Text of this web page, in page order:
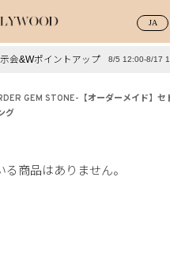
JA
パールアクセ） ＃写真映えアクセ
会&Wポイントアップ 8/5 12:00-8/17
GEM STONE-【オーダーメイド】セ
グ
商品はありません。